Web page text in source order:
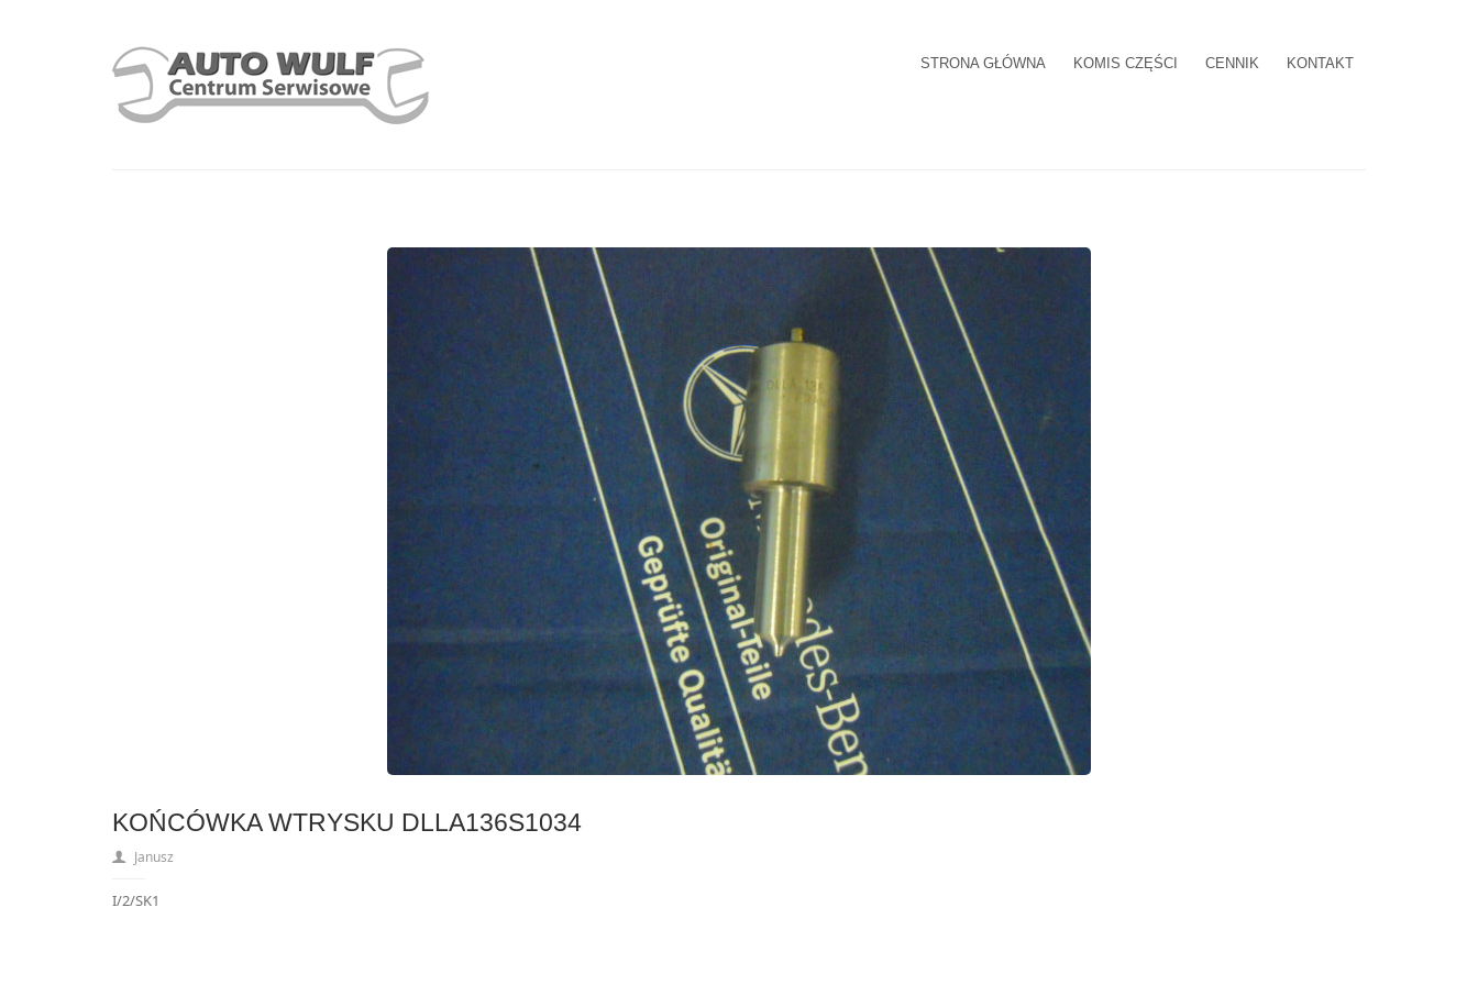
STRONA GŁÓWNA KOMIS CZĘŚCI CENNIK KONTAKT
KOŃCÓWKA WTRYSKU DLLA136S1034
Janusz
I/2/SK1